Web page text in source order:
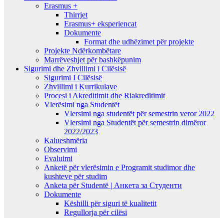
Erasmus +
Thirrjet
Erasmus+ eksperiencat
Dokumente
Format dhe udhëzimet për projekte
Projekte Ndërkombëtare
Marrëveshjet për bashkëpunim
Sigurimi dhe Zhvillimi i Cilësisë
Sigurimi I Cilësisë
Zhvillimi i Kurrikulave
Procesi i Akreditimit dhe Riakreditimit
Vlerësimi nga Studentët
Vlersimi nga studentët për semestrin veror 2022
Vlersimi nga Studentët për semestrin dimëror
2022/2023
Kalueshmëria
Observimi
Evaluimi
Anketë për vlerësimin e Programit studimor dhe
kushteve për studim
Anketa për Studentë | Анкета за Студенти
Dokumente
Këshilli për siguri të kualitetit
Regullorja për cilësi